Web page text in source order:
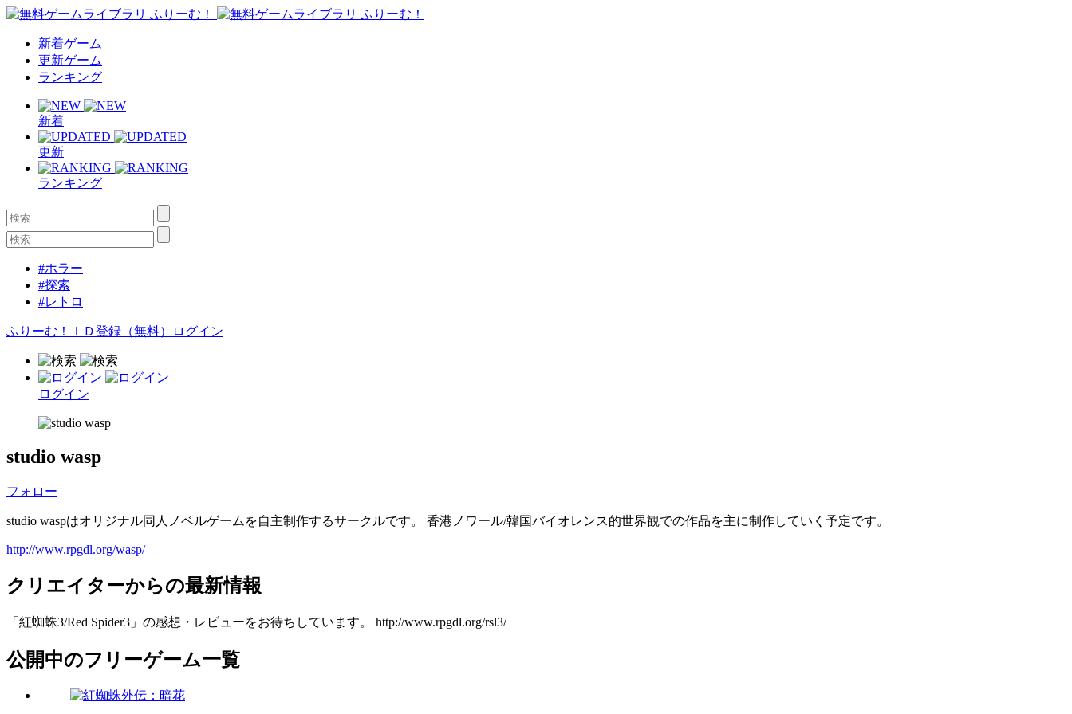
新着ゲーム
更新ゲーム
ランキング
新着
更新
ランキング
#ホラー
#探索
#レトロ
ふりーむ！ＩＤ登録（無料） ログイン
ログイン
studio wasp
フォロー
studio waspはオリジナル同人ノベルゲームを自主制作するサークルです。 香港ノワール/韓国バイオレンス的世界観での作品を主に制作していく予定です。
http://www.rpgdl.org/wasp/
クリエイターからの最新情報
「紅蜘蛛3/Red Spider3」の感想・レビューをお待ちしています。 http://www.rpgdl.org/rsl3/
公開中のフリーゲーム一覧